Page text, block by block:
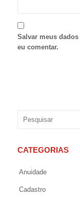
Salvar meus
eu comentar.
CATEGORIAS
Anuidade
Cadastro